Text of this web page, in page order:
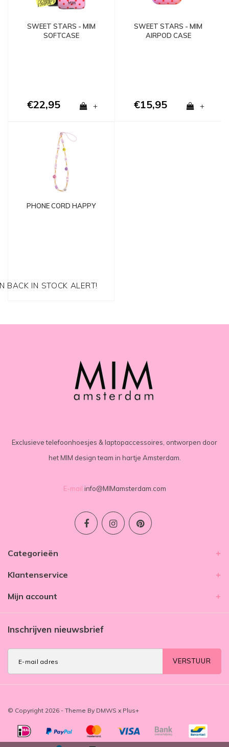
SWEET STARS - MIM
SOFTCASE
€22,95 +
SWEET STARS - MIM
AIRPOD CASE
€15,95 +
PHONE CORD HAPPY
BACK IN STOCK ALERT!
Exclusieve telefoonhoesjes & laptopaccessoires, ontworpen door
het MIM design team in hartje Amsterdam.
E-mail info@MIMamsterdam.com
Categorieën
Klantenservice
Mijn account
Inschrijven nieuwsbrief
VERSTUUR
© Copyright 2026 - Theme By DMWS x Plus+